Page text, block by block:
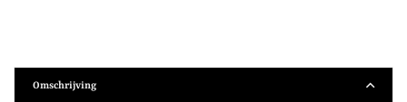
Omschrijving